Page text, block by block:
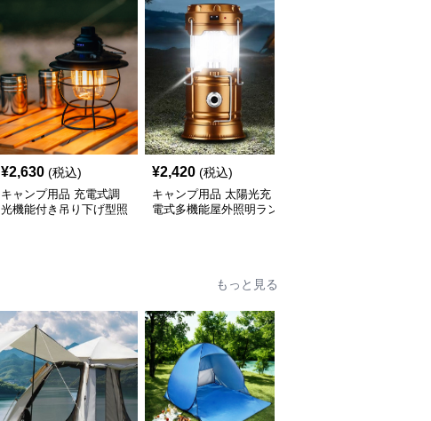
¥2,630 (税込)
キャンプ用品 充電式調
光機能付き吊り下げ型照
¥2,420 (税込)
キャンプ用品 太陽光充
電式多機能屋外照明ラン
もっと見る